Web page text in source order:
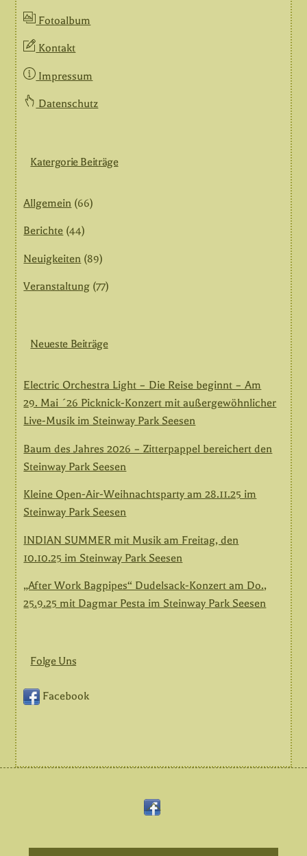
Fotoalbum
Kontakt
Impressum
Datenschutz
Katergorie Beiträge
Allgemein (66)
Berichte (44)
Neuigkeiten (89)
Veranstaltung (77)
Neueste Beiträge
Electric Orchestra Light – Die Reise beginnt – Am
29. Mai ´26 Picknick-Konzert mit außergewöhnlicher
Live-Musik im Steinway Park Seesen
Baum des Jahres 2026 – Zitterpappel bereichert den
Steinway Park Seesen
Kleine Open-Air-Weihnachtsparty am 28.11.25 im
Steinway Park Seesen
INDIAN SUMMER mit Musik am Freitag, den
10.10.25 im Steinway Park Seesen
„After Work Bagpipes“ Dudelsack-Konzert am Do.,
25.9.25 mit Dagmar Pesta im Steinway Park Seesen
Folge Uns
Facebook
Back